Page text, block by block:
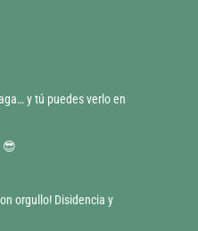
y tú puedes verlo en
😎
orgullo! Disidencia y